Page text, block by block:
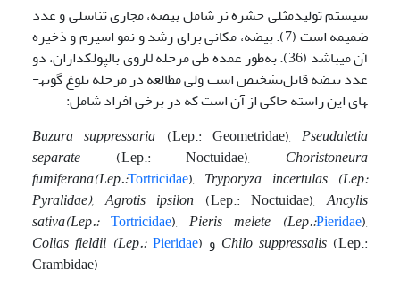
سیستم تولیدمثلی حشره نر شامل بیضه، مجاری تناسلی و غدد
ضمیمه است (7). بیضه، مکانی برای رشد و نمو اسپرم و ذخیره
آن می­باشد (36). به‌طور عمده طی مرحله لاروی بال­پولکداران، دو
عدد بیضه قابل‌تشخیص است ولی مطالعه در مرحله بلوغ گونه­
های این راسته حاکی از آن است که در برخی افراد شامل:
Buzura suppressaria (Lep.: Geometridae), Pseudaletia
separate (Lep.: Noctuidae), Choristoneura
fumiferana(Lep.:Tortricidae), Tryporyza incertulas (Lep:
Pyralidae),Agrotis ipsilon (Lep.: Noctuidae),Ancylis
sativa(Lep.: Tortricidae), Pieris melete (Lep.:Pieridae),
Colias fieldii (Lep.: Pieridae Chilo suppressalis (Lep.:
Crambidae)